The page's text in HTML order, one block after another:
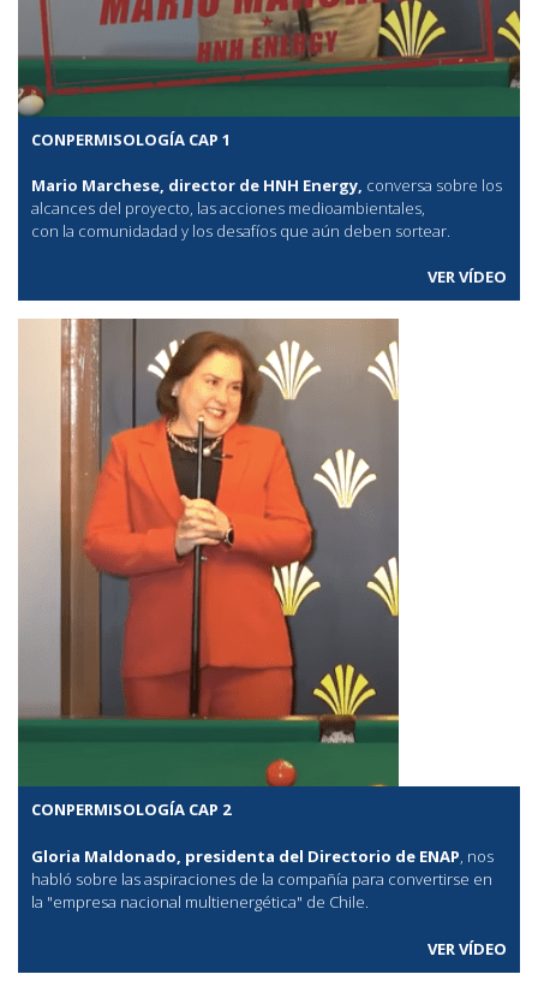
CONPERMISOLOGÍA CAP 1
Mario Marchese, director de HNH Energy, conversa sobre los
alcances del proyecto, las acciones medioambientales,
con la comunidadad y los desafíos que aún deben sortear.
VER VÍDEO
CONPERMISOLOGÍA CAP 2
Gloria Maldonado, presidenta del Directorio de ENAP , nos
habló sobre las aspiraciones de la compañía para convertirse en
la "empresa nacional multienergética" de Chile.
VER VÍDEO